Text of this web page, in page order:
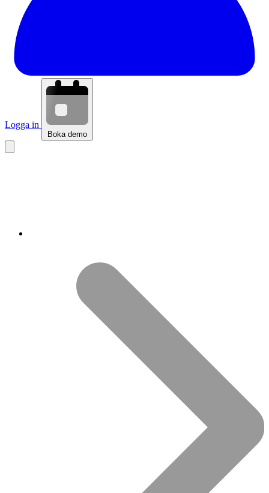
Logga in
Boka demo